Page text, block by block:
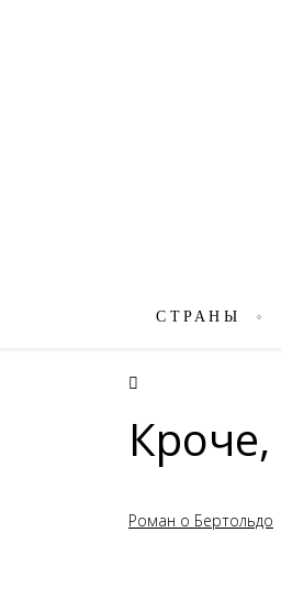
СТРАНЫ
Роман о Бертольдо